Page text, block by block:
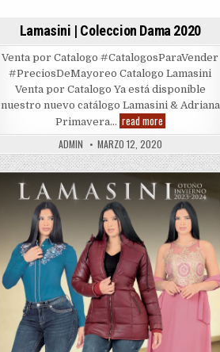
Lamasini | Coleccion Dama 2020
Venta por Catalogo #CatalogosParaVender
#PreciosDeMayoreo Catalogo Lamasini
Venta por Catalogo Ya está disponible
nuestro nuevo catálogo Lamasini & Adriana
Primavera… read moreLamasini
|
Coleccion
Dama
2020
ADMIN MARZO 12, 2020
Posted